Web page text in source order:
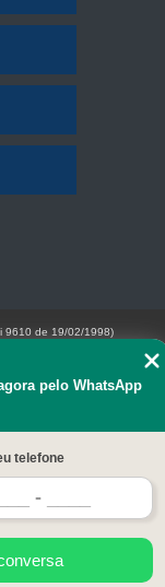
pelo WhatsApp
telefone
9610 de 19/02/1998)